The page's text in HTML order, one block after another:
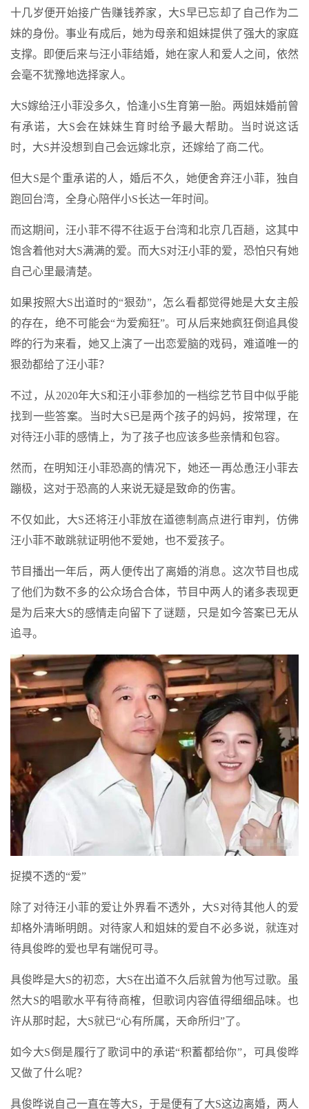
十几岁便开始接广告赚钱养家，大S早已忘却了自己作为二
妹的身份。事业有成后，她为母亲和姐妹提供了强大的家庭
支撑。即便后来与汪小菲结婚，她在家人和爱人之间，依然
会毫不犹豫地选择家人。
大S嫁给汪小菲没多久，恰逢小S生育第一胎。两姐妹婚前曾
有承诺，大S会在妹妹生育时给予最大帮助。当时说这话
时，大S并没想到自己会远嫁北京，还嫁给了商二代。
但大S是个重承诺的人，婚后不久，她便舍弃汪小菲，独自
跑回台湾，全身心陪伴小S长达一年时间。
而这期间，汪小菲不得不往返于台湾和北京几百趟，这其中
饱含着他对大S满满的爱。而大S对汪小菲的爱，恐怕只有她
自己心里最清楚。
如果按照大S出道时的“狠劲”，怎么看都觉得她是大女主般
的存在，绝不可能会“为爱痴狂”。可从后来她疯狂倒追具俊
晔的行为来看，她又上演了一出恋爱脑的戏码，难道唯一的
狠劲都给了汪小菲？
不过，从2020年大S和汪小菲参加的一档综艺节目中似乎能
找到一些答案。当时大S已是两个孩子的妈妈，按常理，在
对待汪小菲的感情上，为了孩子也应该多些亲情和包容。
然而，在明知汪小菲恐高的情况下，她还一再怂恿汪小菲去
蹦极，这对于恐高的人来说无疑是致命的伤害。
不仅如此，大S还将汪小菲放在道德制高点进行审判，仿佛
汪小菲不敢跳就证明他不爱她，也不爱孩子。
节目播出一年后，两人便传出了离婚的消息。这次节目也成
了他们为数不多的公众场合合体，节目中两人的诸多表现更
是为后来大S的感情走向留下了谜题，只是如今答案已无从
追寻。
捉摸不透的“爱”
除了对待汪小菲的爱让外界看不透外，大S对待其他人的爱
却格外清晰明朗。对待家人和姐妹的爱自不必多说，就连对
待具俊晔的爱也早有端倪可寻。
具俊晔是大S的初恋，大S在出道不久后就曾为他写过歌。虽
然大S的唱歌水平有待商榷，但歌词内容值得细细品味。也
许从那时起，大S就已“心有所属，天命所归”了。
如今大S倒是履行了歌词中的承诺“积蓄都给你”，可具俊晔
又做了什么呢？
具俊晔说自己一直在等大S，于是便有了大S这边离婚，两人